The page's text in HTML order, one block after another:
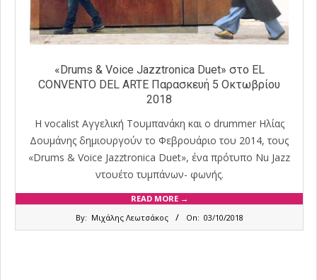
«Drums & Voice Jazztronica Duet» στο EL
CONVENTO DEL ARTE Παρασκευή 5 Οκτωβρίου
2018
Η vocalist Αγγελική Τουμπανάκη και ο drummer Ηλίας
Δουμάνης δημιουργούν το Φεβρουάριο του 2014, τους
«Drums & Voice Jazztronica Duet», ένα πρότυπο Nu Jazz
ντουέτο τυμπάνων- φωνής.
READ MORE →
By: Μιχάλης Λεωτσάκος On: 03/10/2018